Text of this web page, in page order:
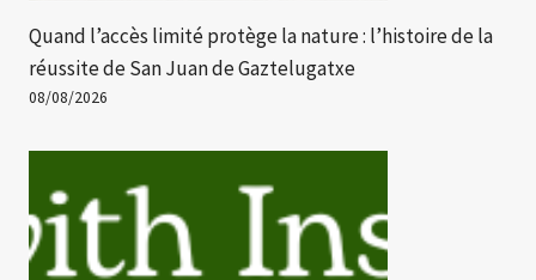
Quand l’accès limité protège la nature : l’histoire de la
réussite de San Juan de Gaztelugatxe
08/08/2026